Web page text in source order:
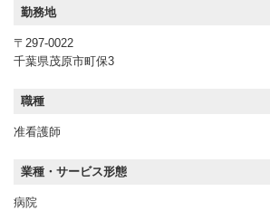
勤務地
〒297-0022
千葉県茂原市町保3
職種
准看護師
業種・サービス形態
病院